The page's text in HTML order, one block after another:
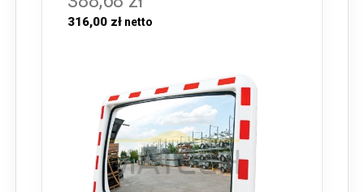
316,00 zł